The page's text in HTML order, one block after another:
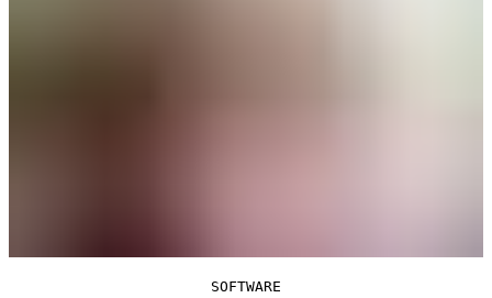
SOFTWARE